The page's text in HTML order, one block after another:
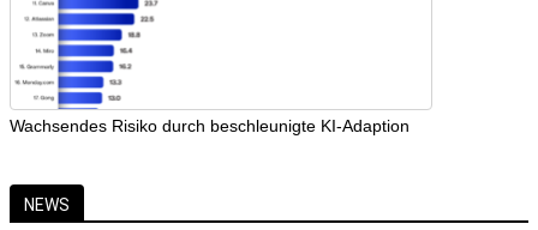
Wachsendes Risiko durch beschleunigte KI-Adaption
NEWS